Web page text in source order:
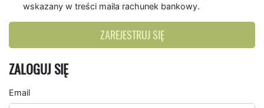
wskazany w treści maila rachunek bankowy.
ZAREJESTRUJ SIĘ
ZALOGUJ SIĘ
Email